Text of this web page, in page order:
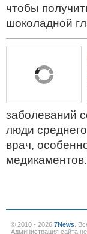
чтобы
шоколадной
заболеваний
люди
врач,
© 2010 - 2026 7News .
Администрация сайта